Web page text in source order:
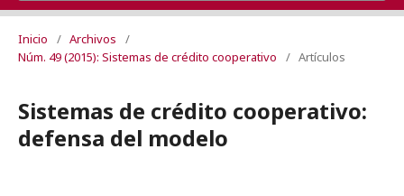
Inicio / Archivos
/
Núm. 49 (2015): Sistemas de crédito cooperativo
/ Artículos
Sistemas de crédito cooperativo:
defensa del modelo